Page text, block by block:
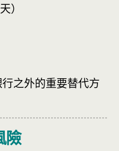
）
之外的重要替代方
險